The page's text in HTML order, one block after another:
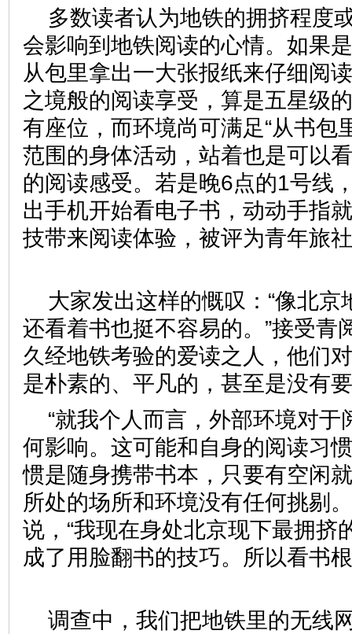
多数读者认为地铁的拥挤程度
会影响到地铁阅读的心情。如果
从包里拿出一大张报纸来仔细阅
之境般的阅读享受，算是五星级
有座位，而环境尚可满足“从书包
范围的身体活动，站着也是可以
的阅读感受。若是晚6点的1号线
出手机开始看电子书，动动手指
技带来阅读体验，被评为青年
大家发出这样的慨叹：“像北
还看着书也挺不容易的。”接受青
久经地铁考验的爱读之人，他们
是朴素的、平凡的，甚至是
“就我个人而言，外部环境对
何影响。这可能和自身的阅读习
惯是随身携带书本，只要有空闲
所处的场所和环境没有任何挑剔
说，“我现在身处北京现下最拥挤
成了用脸翻书的技巧。所以看
调查中，我们把地铁里的无线